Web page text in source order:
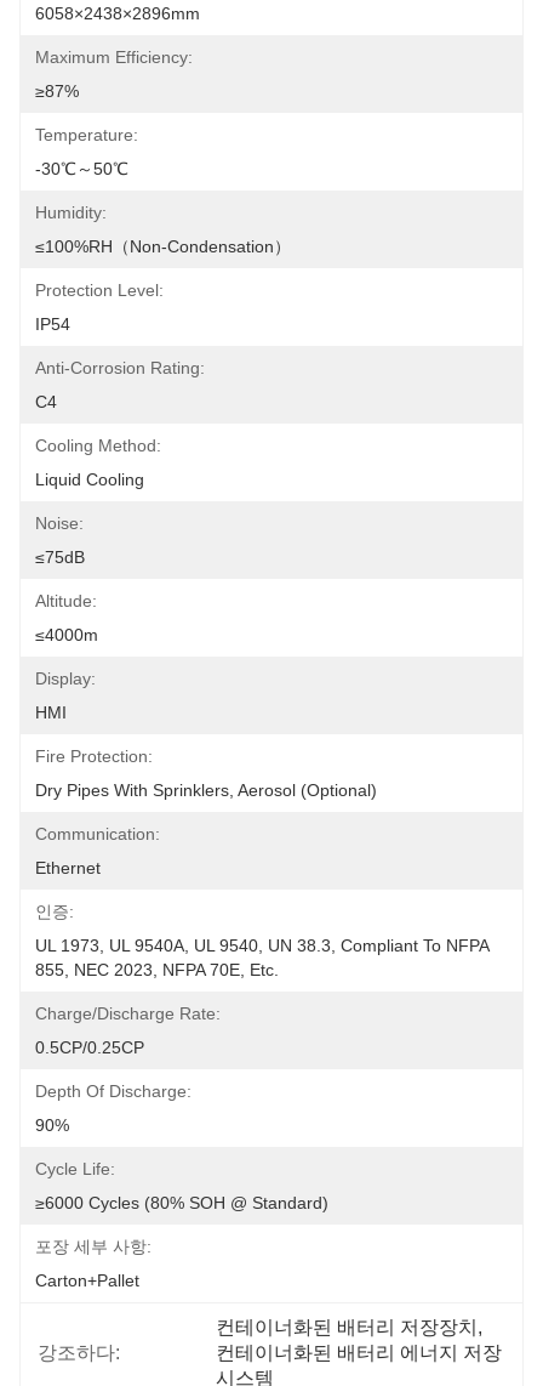
6058×2438×2896mm
Maximum Efficiency:
≥87%
Temperature:
-30℃～50℃
Humidity:
≤100%RH（Non-Condensation）
Protection Level:
IP54
Anti-Corrosion Rating:
C4
Cooling Method:
Liquid Cooling
Noise:
≤75dB
Altitude:
≤4000m
Display:
HMI
Fire Protection:
Dry Pipes With Sprinklers, Aerosol (Optional)
Communication:
Ethernet
인증:
UL 1973, UL 9540A, UL 9540, UN 38.3, Compliant To NFPA
855, NEC 2023, NFPA 70E, Etc.
Charge/Discharge Rate:
0.5CP/0.25CP
Depth Of Discharge:
90%
Cycle Life:
≥6000 Cycles (80% SOH @ Standard)
포장 세부 사항:
Carton+Pallet
강조하다:
컨테이너화된 배터리 저장장치 ,
컨테이너화된 배터리 에너지 저장
시스템